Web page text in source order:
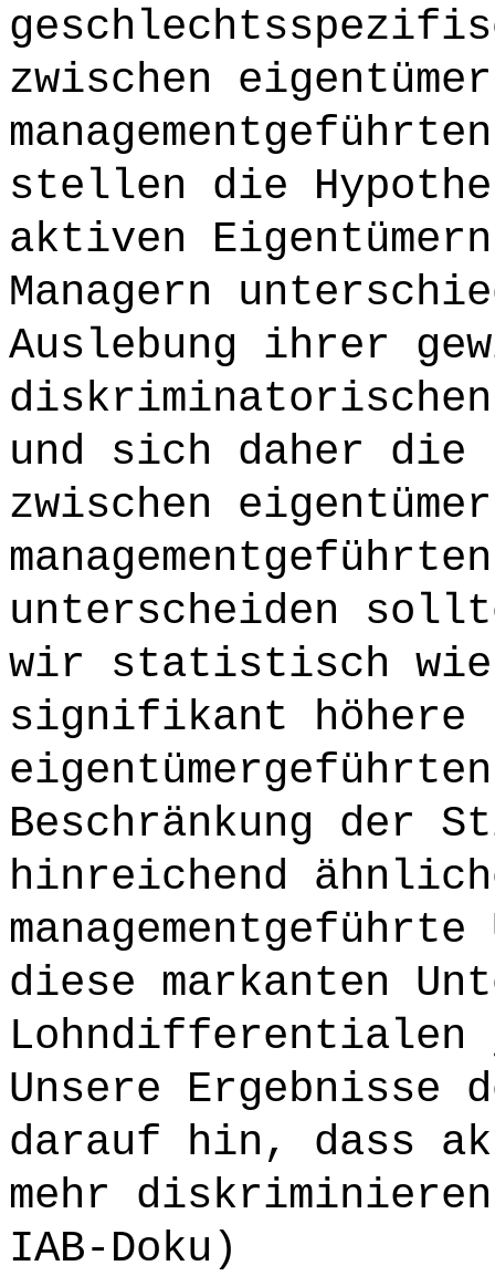
zwischen
stellen die
aktiven
Managern
Auslebung ihrer
und sich daher
zwischen
unterscheiden
wir statistisch wie
signifikant
Beschränkung der
hinreichend
diese markanten
Lohndifferentialen
Unsere Ergebnisse
darauf hin, dass
mehr
IAB-Doku)